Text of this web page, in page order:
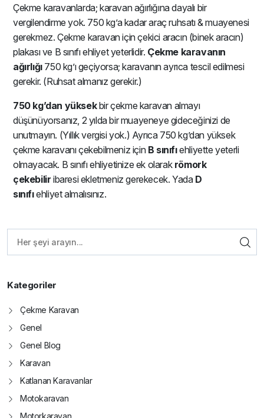
Çekme karavanlarda; karavan ağırlığına dayalı bir
vergilendirme yok. 750 kg’a kadar araç ruhsatı & muayenesi
gerekmez. Çekme karavan için çekici aracın (binek aracın)
plakası ve B sınıfı ehliyet yeterlidir. Çekme karavanın
ağırlığı750 kg’ı geçiyorsa; karavanın ayrıca tescil edilmesi
gerekir. (Ruhsat almanız gerekir.)
750 kg’dan yüksekbir çekme karavan almayı
düşünüyorsanız, 2 yılda bir muayeneye gideceğinizi de
unutmayın. (Yıllık vergisi yok.) Ayrıca 750 kg’dan yüksek
çekme karavanı çekebilmeniz için B sınıfıehliyette yeterli
olmayacak. B sınıfı ehliyetinize ek olarak römork
çekebilir ibaresi ekletmeniz gerekecek. Yada D
sınıfıehliyet almalısınız.
Kategoriler
Çekme Karavan
Genel
Genel Blog
Karavan
Katlanan Karavanlar
Motokaravan